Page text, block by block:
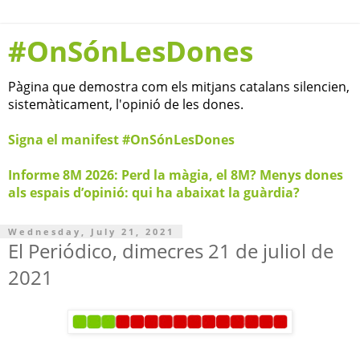
#OnSónLesDones
Pàgina que demostra com els mitjans catalans silencien,
sistemàticament, l'opinió de les dones.
Signa el manifest #OnSónLesDones
Informe 8M 2026: Perd la màgia, el 8M? Menys dones
als espais d’opinió: qui ha abaixat la guàrdia?
Wednesday, July 21, 2021
El Periódico, dimecres 21 de juliol de
2021